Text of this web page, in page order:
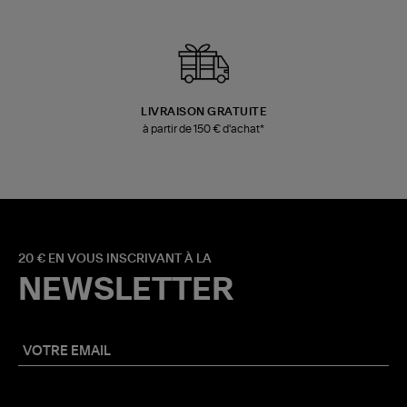
LIVRAISON GRATUITE
à partir de 150 € d'achat*
20 € EN VOUS INSCRIVANT À LA
NEWSLETTER